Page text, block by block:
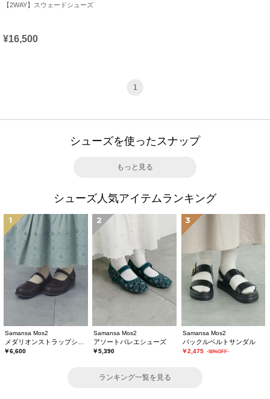
【2WAY】スウェードシューズ
¥16,500
1
シューズを使ったスナップ
もっと見る
シューズ人気アイテムランキング
1
Samansa Mos2
￥6,600
2
Samansa Mos2
アソートバレエシューズ
￥5,390
3
Samansa Mos2
バックルベルトサンダル
￥2,475 -50%OFF-
ランキング一覧を見る